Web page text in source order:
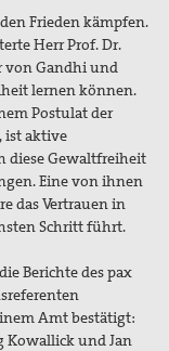
II.
Frieden kämpfen.
Herr Prof. Dr.
von Gandhi und
lernen können.
Postulat der
ist aktive
diese Gewaltfreiheit
Eine von ihnen
das Vertrauen in
Schritt führt.
Berichte des pax
Amt bestätigt:
Kowallick und Jan